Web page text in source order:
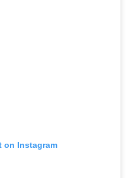
on Instagram